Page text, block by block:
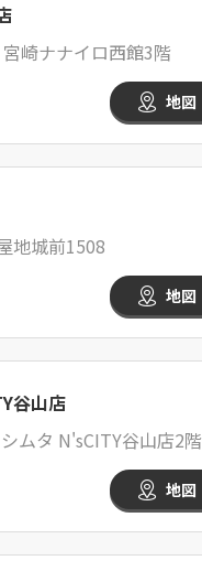
崎ナナイロ西館3階
地図
地城前1508
地図
谷山店
ムタ N'sCITY谷山店2階
地図